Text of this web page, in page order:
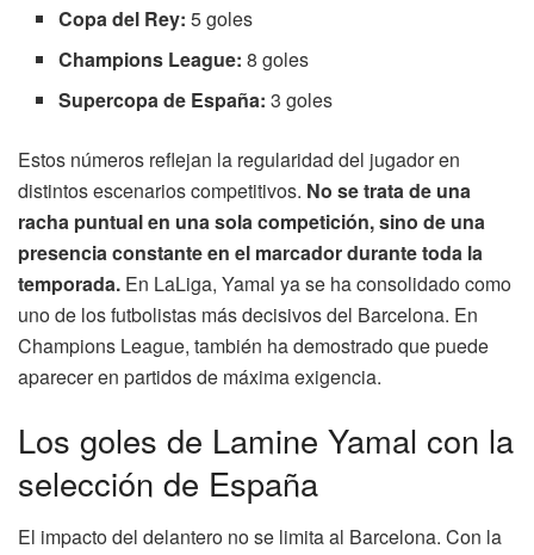
Copa del Rey: 5 goles
Champions League: 8 goles
Supercopa de España: 3 goles
Estos números reflejan la regularidad del jugador en
distintos escenarios competitivos. No se trata de una
racha puntual en una sola competición, sino de una
presencia constante en el marcador durante toda la
temporada. En LaLiga, Yamal ya se ha consolidado como
uno de los futbolistas más decisivos del Barcelona. En
Champions League, también ha demostrado que puede
aparecer en partidos de máxima exigencia.
Los goles de Lamine Yamal con la
selección de España
El impacto del delantero no se limita al Barcelona. Con la